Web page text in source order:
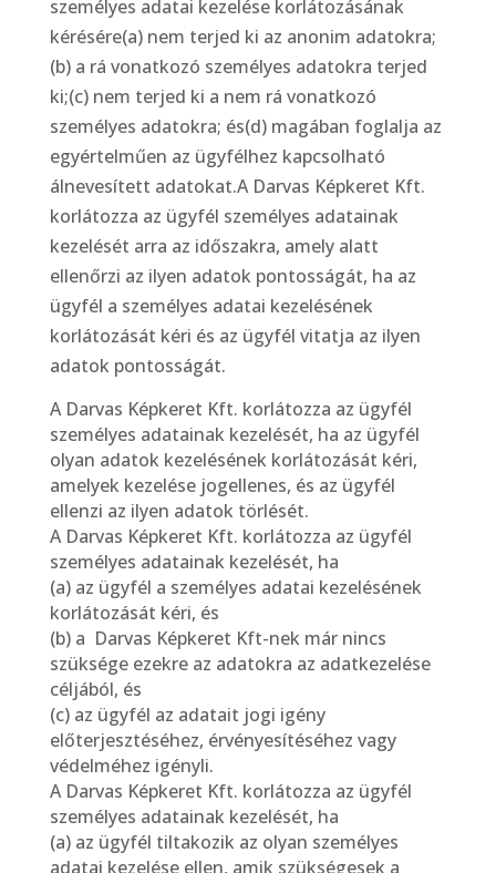
személyes adatai kezelése korlátozásának
kérésére(a) nem terjed ki az anonim adatokra;
(b) a rá vonatkozó személyes adatokra terjed
ki;(c) nem terjed ki a nem rá vonatkozó
személyes adatokra; és(d) magában foglalja az
egyértelműen az ügyfélhez kapcsolható
álnevesített adatokat.A Darvas Képkeret Kft.
korlátozza az ügyfél személyes adatainak
kezelését arra az időszakra, amely alatt
ellenőrzi az ilyen adatok pontosságát, ha az
ügyfél a személyes adatai kezelésének
korlátozását kéri és az ügyfél vitatja az ilyen
adatok pontosságát.
A Darvas Képkeret Kft. korlátozza az ügyfél
személyes adatainak kezelését, ha az ügyfél
olyan adatok kezelésének korlátozását kéri,
amelyek kezelése jogellenes, és az ügyfél
ellenzi az ilyen adatok törlését.
A Darvas Képkeret Kft. korlátozza az ügyfél
személyes adatainak kezelését, ha
(a) az ügyfél a személyes adatai kezelésének
korlátozását kéri, és
(b) a Darvas Képkeret Kft-nek már nincs
szüksége ezekre az adatokra az adatkezelése
céljából, és
(c) az ügyfél az adatait jogi igény
előterjesztéséhez, érvényesítéséhez vagy
védelméhez igényli.
A Darvas Képkeret Kft. korlátozza az ügyfél
személyes adatainak kezelését, ha
(a) az ügyfél tiltakozik az olyan személyes
adatai kezelése ellen, amik szükségesek a